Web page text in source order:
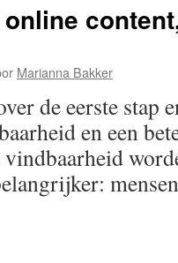
Marianna Bakker
de eerste stap
en een
vindbaarheid